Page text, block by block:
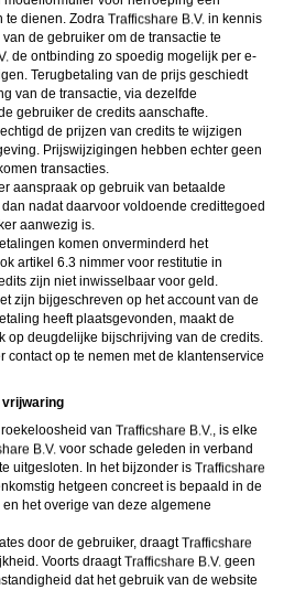
te dienen. Zodra
in kennis
de gebruiker om de transactie te
de ontbinding zo spoedig mogelijk per e-
Terugbetaling van de prijs geschiedt
van de transactie, via dezelfde
gebruiker de credits aanschafte.
de prijzen van credits te wijzigen
Prijswijzigingen hebben echter geen
transacties.
aanspraak op gebruik van betaalde
dan nadat daarvoor voldoende credittegoed
aanwezig is.
komen onverminderd het
artikel 6.3 nimmer voor restitutie in
zijn niet inwisselbaar voor geld.
zijn bijgeschreven op het account van de
heeft plaatsgevonden, maakt de
op deugdelijke bijschrijving van de credits.
contact op te nemen met de klantenservice
van
, is elke
voor schade geleden in verband
uitgesloten. In het bijzonder is
hetgeen concreet is bepaald in de
het overige van deze algemene
door de gebruiker, draagt
Voorts draagt
geen
dat het gebruik van de website